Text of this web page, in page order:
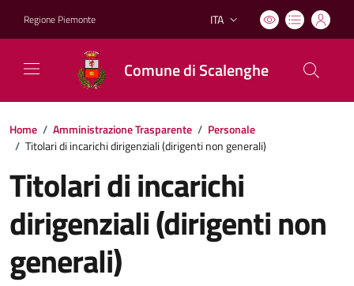
Regione Piemonte Lingua attiva:
ITA
Comune di Scalenghe
Home / Amministrazione Trasparente / Personale
/ Titolari di incarichi dirigenziali (dirigenti non generali)
Titolari di incarichi
dirigenziali (dirigenti non
generali)